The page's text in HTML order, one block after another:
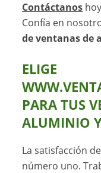
Contáctanos
Confía en
de ventanas de
ELIGE
PARA TUS
ALUMINIO
La satisfacción
número uno.